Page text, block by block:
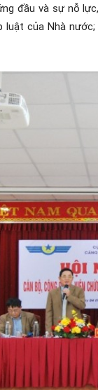
đầu và sự nỗ
của Nhà